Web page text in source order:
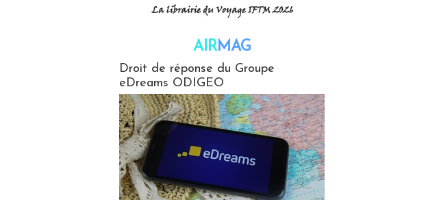
AIRMAG
Droit de réponse du Groupe
eDreams ODIGEO